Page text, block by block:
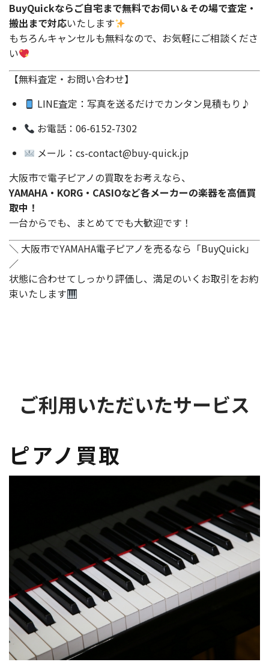
BuyQuickならご自宅まで無料でお伺い＆その場で査定・
搬出まで対応いたします
もちろんキャンセルも無料なので、お気軽にご相談くださ
い
【無料査定・お問い合わせ】
LINE査定：写真を送るだけでカンタン見積もり♪
お電話：06-6152-7302
メール：cs-contact@buy-quick.jp
大阪市で電子ピアノの買取をお考えなら、
YAMAHA・KORG・CASIOなど各メーカーの楽器を高価買
取中！
一台からでも、まとめてでも大歓迎です！
＼ 大阪市でYAMAHA電子ピアノを売るなら「BuyQuick」
／
状態に合わせてしっかり評価し、満足のいくお取引をお約
束いたします
ご利用いただいたサービス
ピアノ買取